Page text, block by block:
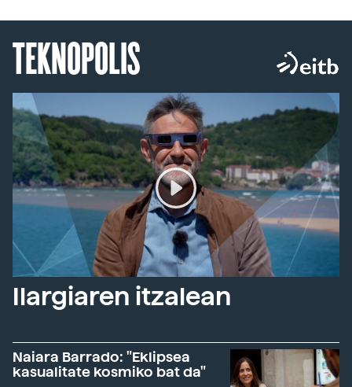
TEKNOPOLIS
Ilargiaren itzalean
Naiara Barrado: "Eklipsea
kasualitate kosmiko bat da"